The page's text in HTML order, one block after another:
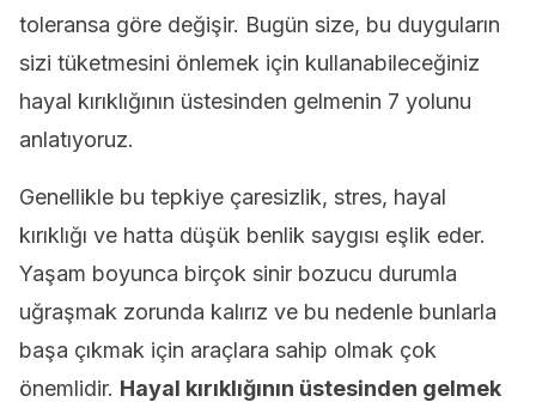
toleransa göre değişir. Bugün size, bu duyguların
sizi tüketmesini önlemek için kullanabileceğiniz
hayal kırıklığının üstesinden gelmenin 7 yolunu
anlatıyoruz.
Genellikle bu tepkiye çaresizlik, stres, hayal
kırıklığı ve hatta düşük benlik saygısı eşlik eder.
Yaşam boyunca birçok sinir bozucu durumla
uğraşmak zorunda kalırız ve bu nedenle bunlarla
başa çıkmak için araçlara sahip olmak çok
önemlidir. Hayal kırıklığının üstesinden gelmek